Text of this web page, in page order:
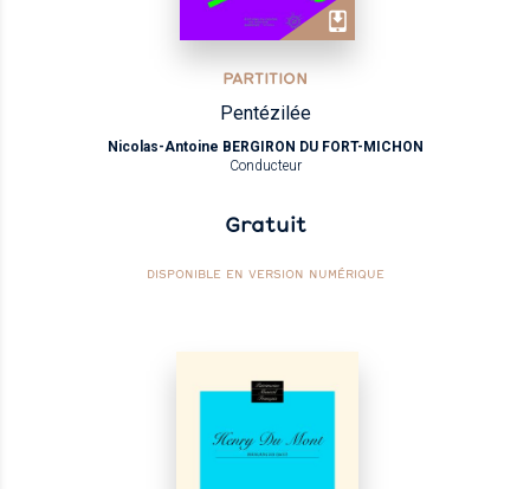
PARTITION
Pentézilée
Nicolas-Antoine BERGIRON DU FORT-MICHON
Conducteur
Gratuit
DISPONIBLE EN VERSION NUMÉRIQUE